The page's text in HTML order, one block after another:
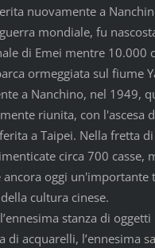
nuovamente a
mondiale, fu
di Emei mentre 10.000
ormeggiata sul fiume
a Nanchino, nel 1949,
riunita, con l'ascesa
a Taipei. Nella fretta
circa 700 casse,
oggi un'importante
cultura cinese.
stanza di oggetti
di acquarelli, l’ennesima